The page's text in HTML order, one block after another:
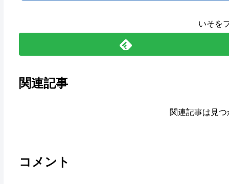
いそを
関連記事
関連記事は見
コメント